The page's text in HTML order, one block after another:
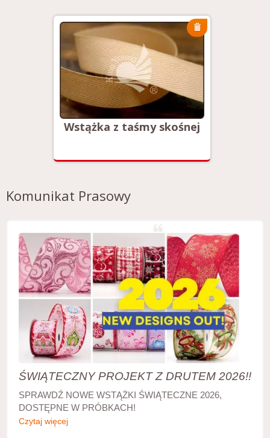
Wstążka z taśmy skośnej
Komunikat Prasowy
ŚWIĄTECZNY PROJEKT Z DRUTEM 2026!!
SPRAWDŹ NOWE WSTĄŻKI ŚWIĄTECZNE 2026,
DOSTĘPNE W PRÓBKACH!
Czytaj więcej